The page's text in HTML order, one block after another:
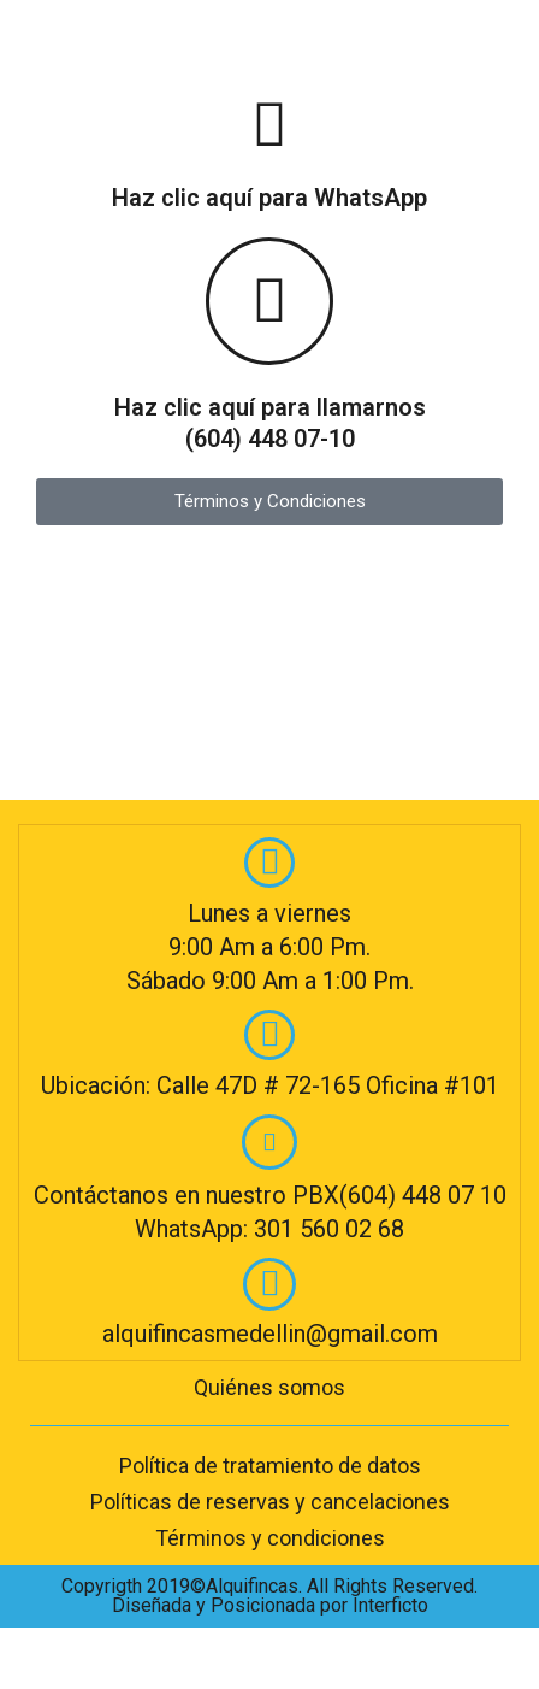
Haz clic aquí para WhatsApp
Haz clic aquí para llamarnos
(604) 448 07-10
Términos y Condiciones
Lunes a viernes
9:00 Am a 6:00 Pm.
Sábado 9:00 Am a 1:00 Pm.
Ubicación: Calle 47D # 72-165 Oficina #101
Contáctanos en nuestro PBX(604) 448 07 10
WhatsApp: 301 560 02 68
alquifincasmedellin@gmail.com
Quiénes somos
Política de tratamiento de datos
Políticas de reservas y cancelaciones
Términos y condiciones
Copyrigth 2019©Alquifincas. All Rights Reserved.
Diseñada y Posicionada por Interficto